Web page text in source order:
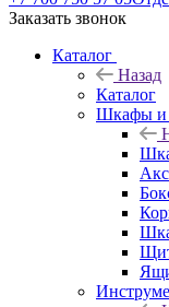
Заказать звонок
Каталог
Назад
Каталог
Шкафы